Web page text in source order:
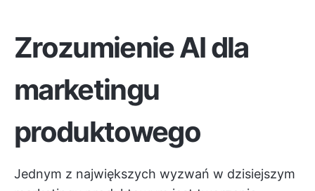
Zrozumienie AI dla
marketingu
produktowego
Jednym z największych wyzwań w dzisiejszym